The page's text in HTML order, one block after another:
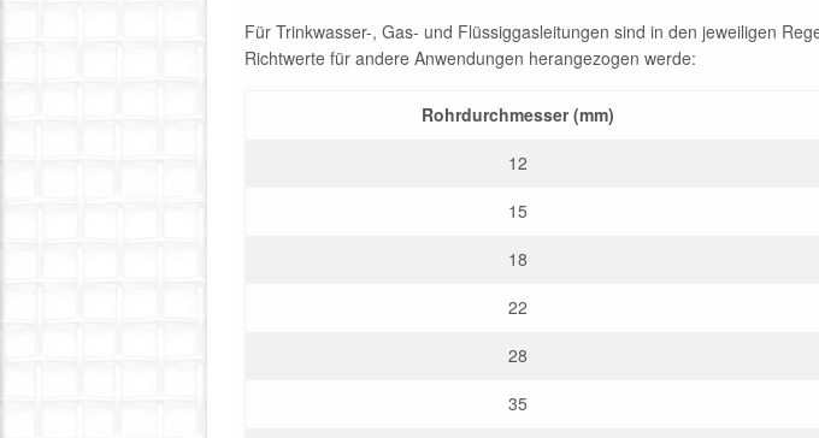
Für Trinkwasser-, Gas- und Flüssiggasleitungen sind in den jeweiligen
Richtwerte für andere Anwendungen herangezogen werde:
Rohrdurchmesser (mm)
12
15
18
22
28
35